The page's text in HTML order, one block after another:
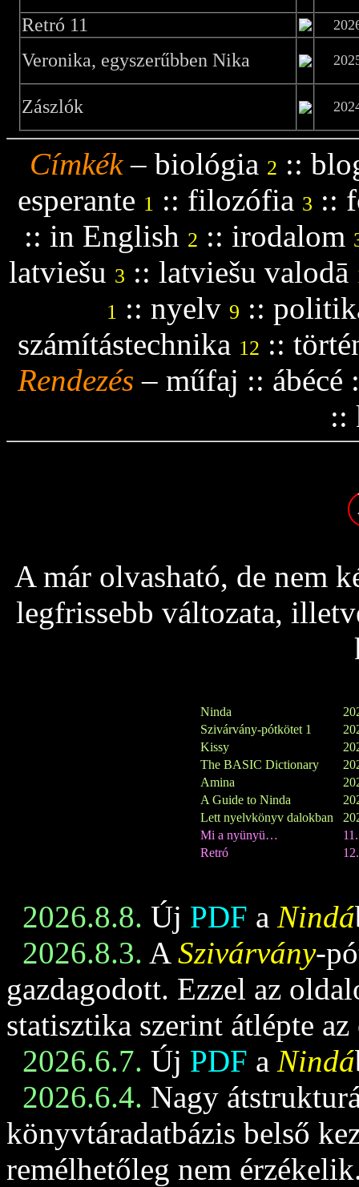
Retró 11
Veronika, egyszerűbben Nika
Zászlók
Címkék– biológia 2 ::
esperante 1 :: filozófia 3 ::
:: in English 2 :: irodalom
latviešu 3 :: latviešu valodā
1 :: nyelv 9 ::
számítástechnika 12 ::
Rendezés – műfaj :: ábécé
::
A már olvasható, de nem
legfrissebb változata,
Ninda
Szivárvány-pótkötet 1
Kissy
The BASIC Dictionary
Amina
A Guide to Ninda
Lett nyelvkönyv dalokban
Mi a nyünyü…
Retró
2026.8.8. Új PDF a Nindá
2026.8.3. A Szivárvány-
gazdagodott. Ezzel az
statisztika szerint átlépte
2026.6.7. Új PDF a Nindá
2026.6.4. Nagy
könyvtáradatbázis belső
remélhetőleg nem